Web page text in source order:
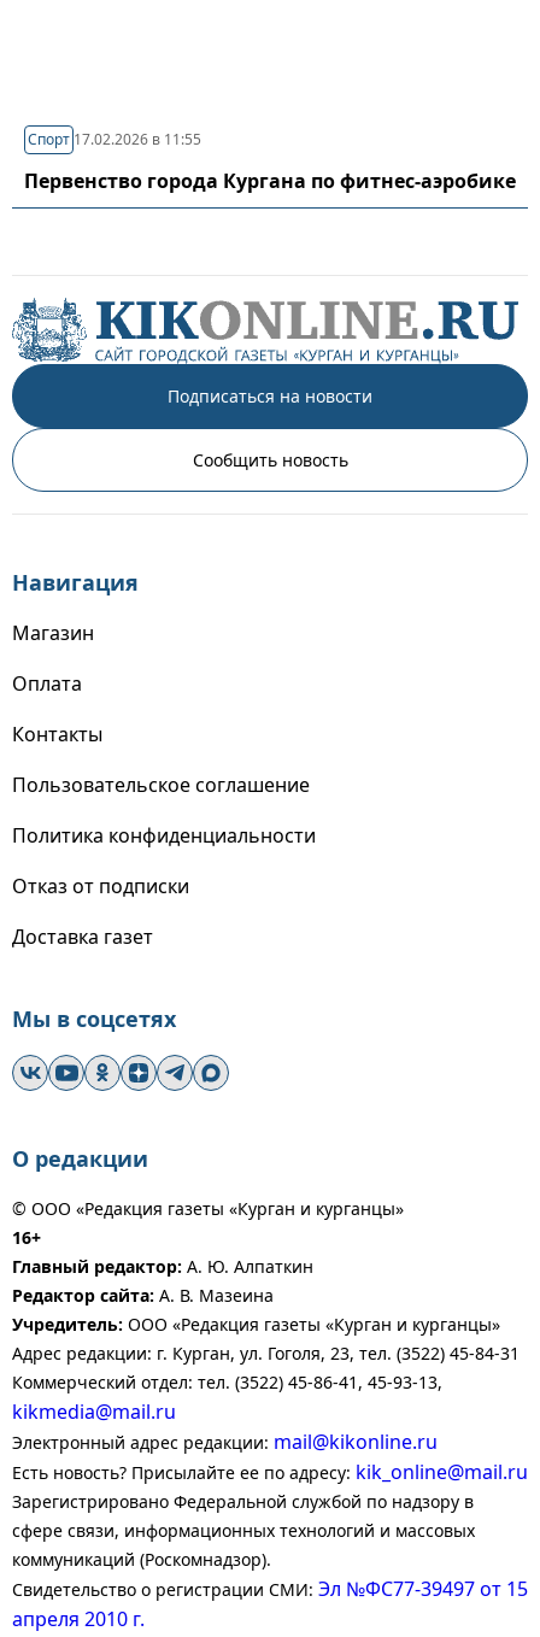
Спорт 17.02.2026 в 11:55
Первенство города Кургана по фитнес-аэробике
Подписаться на новости
Сообщить новость
Навигация
Магазин
Оплата
Контакты
Пользовательское соглашение
Политика конфиденциальности
Отказ от подписки
Доставка газет
Мы в соцсетях
О редакции
© ООО «Редакция газеты «Курган и курганцы»
16+
Главный редактор: А. Ю. Алпаткин
Редактор сайта: А. В. Мазеина
Учредитель: ООО «Редакция газеты «Курган и курганцы»
Адрес редакции: г. Курган, ул. Гоголя, 23, тел. (3522) 45-84-31
Коммерческий отдел: тел. (3522) 45-86-41, 45-93-13,
kikmedia@mail.ru
Электронный адрес редакции: mail@kikonline.ru
Есть новость? Присылайте ее по адресу: kik_online@mail.ru
Зарегистрировано Федеральной службой по надзору в
сфере связи, информационных технологий и массовых
коммуникаций (Роскомнадзор).
Свидетельство о регистрации СМИ: Эл №ФС77-39497 от 15
апреля 2010 г.